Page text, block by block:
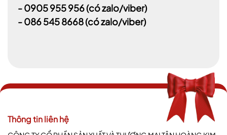
-0905 955 956(có zalo/viber)
- 086 545 8668(có zalo/viber)
Thông tin liên hệ